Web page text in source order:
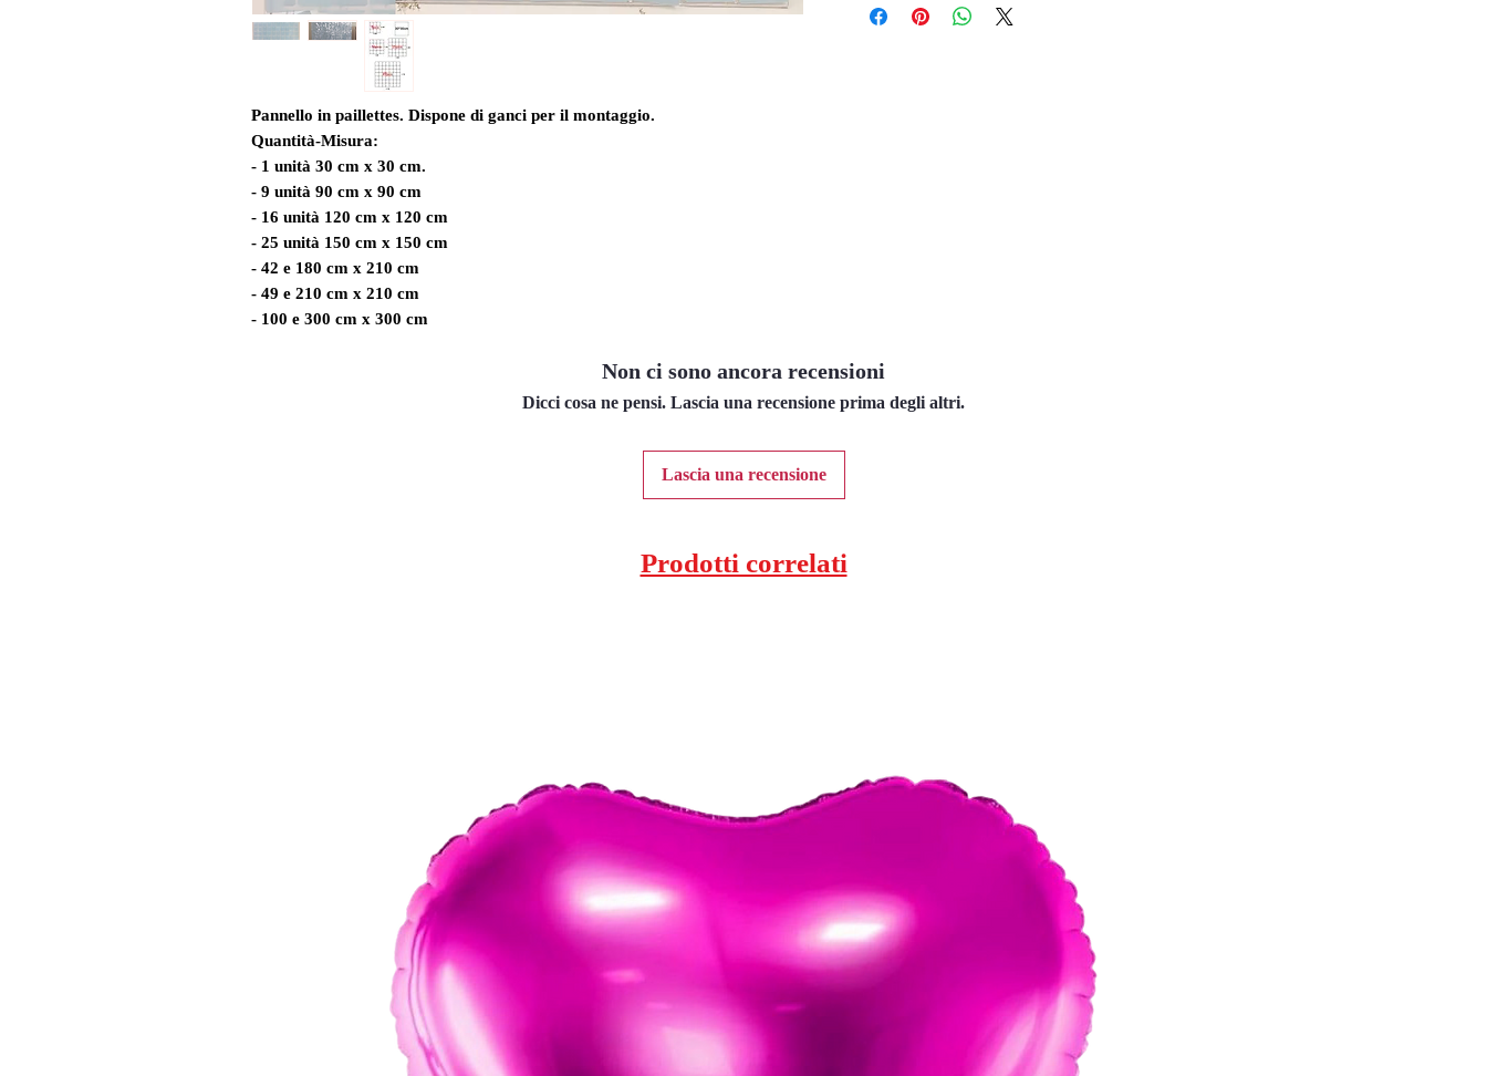
Pannello in paillettes. Dispone di ganci per il montaggio.
Quantità-Misura:
- 1 unità 30 cm x 30 cm.
- 9 unità 90 cm x 90 cm
- 16 unità 120 cm x 120 cm
- 25 unità 150 cm x 150 cm
- 42 e 180 cm x 210 cm
- 49 e 210 cm x 210 cm
- 100 e 300 cm x 300 cm
Non ci sono ancora recensioni
Dicci cosa ne pensi. Lascia una recensione prima degli altri.
Lascia una recensione
Prodotti correlati